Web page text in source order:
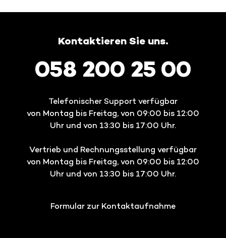
Kontaktieren Sie uns.
058 200 25 00
Telefonischer Support verfügbar
von Montag bis Freitag, von 09:00 bis 12:00
Uhr und von 13:30 bis 17:00 Uhr.
Vertrieb und Rechnungsstellung verfügbar
von Montag bis Freitag, von 09:00 bis 12:00
Uhr und von 13:30 bis 17:00 Uhr.
Formular zur Kontaktaufnahme